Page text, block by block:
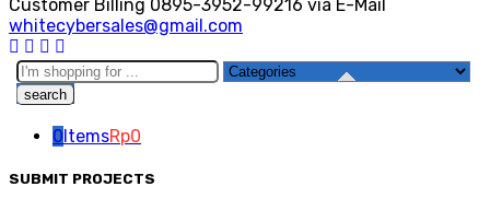
Customer Billing 0895-3952-99216 via E-Mail
whitecybersales@gmail.com
Search
here
0ItemsRp0
SUBMIT PROJECTS